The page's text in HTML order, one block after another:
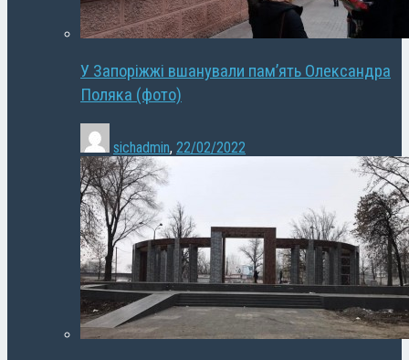
У Запоріжжі вшанували пам’ять Олександра
Поляка (фото)
sichadmin, 22/02/2022